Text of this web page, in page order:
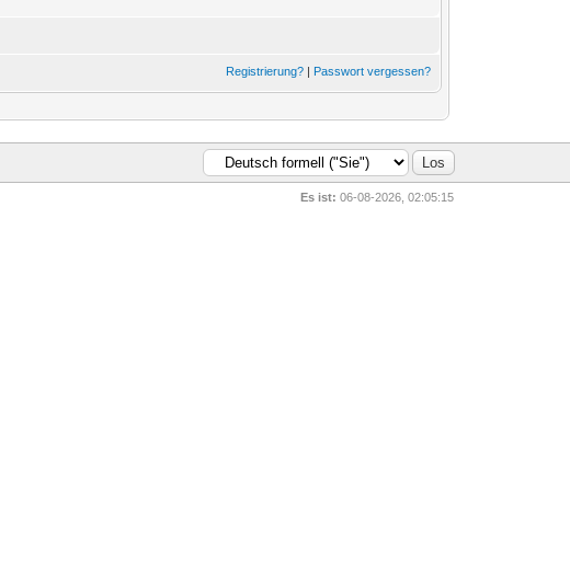
Registrierung? | Passwort vergessen?
Es ist: 06-08-2026, 02:05:15